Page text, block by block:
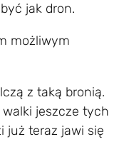
jak dron.
możliwym
z taką bronią.
walki jeszcze tych
już teraz jawi się